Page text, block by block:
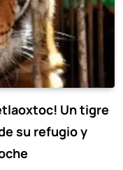
Un tigre
su refugio y